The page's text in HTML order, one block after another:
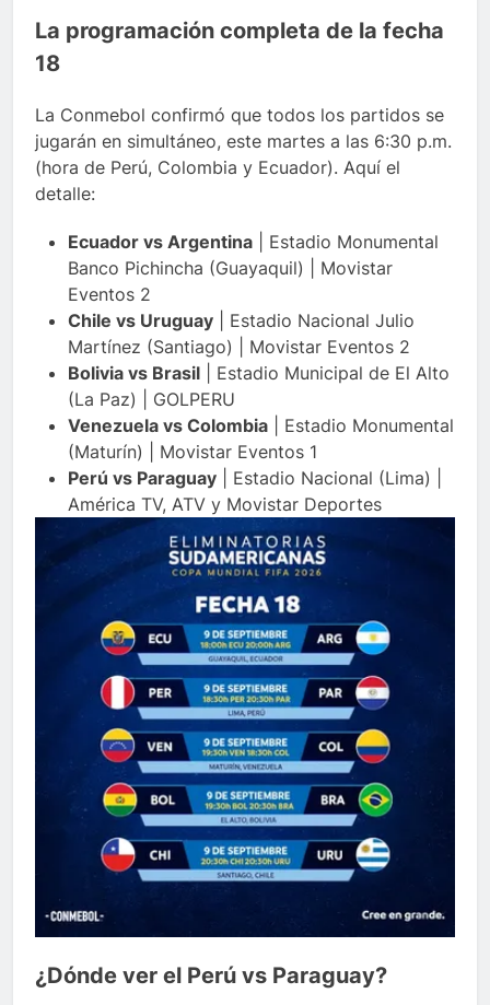
La programación completa de la fecha
18
La Conmebol confirmó que todos los partidos se
jugarán en simultáneo, este martes a las 6:30 p.m.
(hora de Perú, Colombia y Ecuador). Aquí el
detalle:
Ecuador vs Argentina | Estadio Monumental
Banco Pichincha (Guayaquil) | Movistar
Eventos 2
Chile vs Uruguay | Estadio Nacional Julio
Martínez (Santiago) | Movistar Eventos 2
Bolivia vs Brasil | Estadio Municipal de El Alto
(La Paz) | GOLPERU
Venezuela vs Colombia | Estadio Monumental
(Maturín) | Movistar Eventos 1
Perú vs Paraguay | Estadio Nacional (Lima) |
América TV, ATV y Movistar Deportes
¿Dónde ver el Perú vs Paraguay?